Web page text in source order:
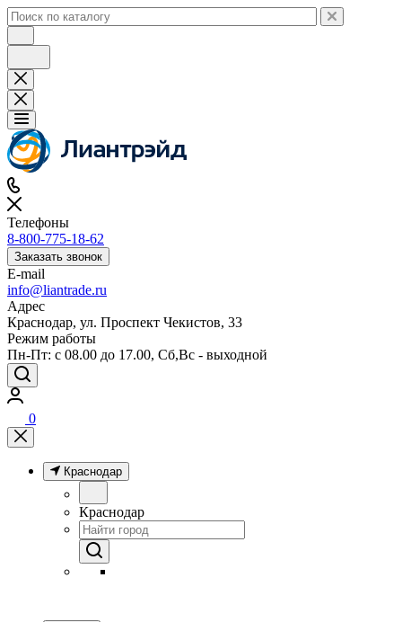
Телефоны
8-800-775-18-62
Заказать звонок
E-mail
info@liantrade.ru
Адрес
Краснодар, ул. Проспект Чекистов, 33
Режим работы
Пн-Пт: c 08.00 до 17.00, Cб,Вс - выходной
0
Краснодар
Краснодар